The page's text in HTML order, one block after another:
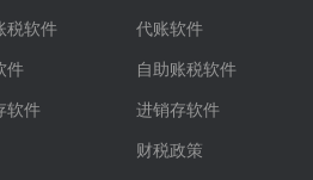
税软件
件
软件
代账软件
自助账税软件
进销存软件
财税政策